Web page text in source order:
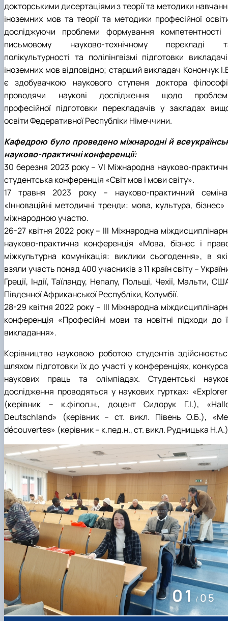
докторськими дисертаціями з теорії та методики
іноземних мов та теорії та методики професійної
досліджуючи проблеми формування компетентності
письмовому науково-технічному перекладі
полікультурності та полілінгвізмі підготовки
іноземних мов відповідно; старший викладач Конончук
є здобувачкою наукового ступеня доктора
проводячи наукові дослідження щодо
професійної підготовки перекладачів у закладах
освіти Федеративної Республіки Німеччини.
Кафедрою було проведено міжнародні й
науково-практичні конференції:
30 березня 2023 року – VІ Міжнародна науково-
студентська конференція «Світ мов і мови світу».
17 травня 2023 року – науково-практичний
«Інноваційні методичні тренди: мова, культура, бізнес»
міжнародною участю.
26-27 квітня 2022 року – ІІІ Міжнародна
науково-практична конференція «Мова, бізнес і
міжкультурна комунікація: виклики сьогодення», в
взяли участь понад 400 учасників з 11 країн світу –
Греції, Індії, Таїланду, Непалу, Польщі, Чехії, Мальти,
Південної Африканської Республіки, Колумбії.
28-29 квітня 2022 року – ІІІ Міжнародна
конференція «Професійні мови та новітні підходи до
викладання».
Керівництво науковою роботою студентів
шляхом підготовки їх до участі у конференціях,
наукових праць та олімпіадах. Студентські
дослідження проводяться у наукових гуртках:
(керівник – к.філол.н., доцент Сидорук Г.І.),
Deutschland» (керівник – ст. викл. Півень О.Б.),
découvertes» (керівник – к.пед.н., ст. викл. Рудницька
02 / 05